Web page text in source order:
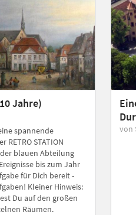
Jahre)
spannende
RETRO STATION
blauen Abteilung
bis zum Jahr
für Dich bereit -
Kleiner Hinweis:
Du auf den großen
Räumen.
von